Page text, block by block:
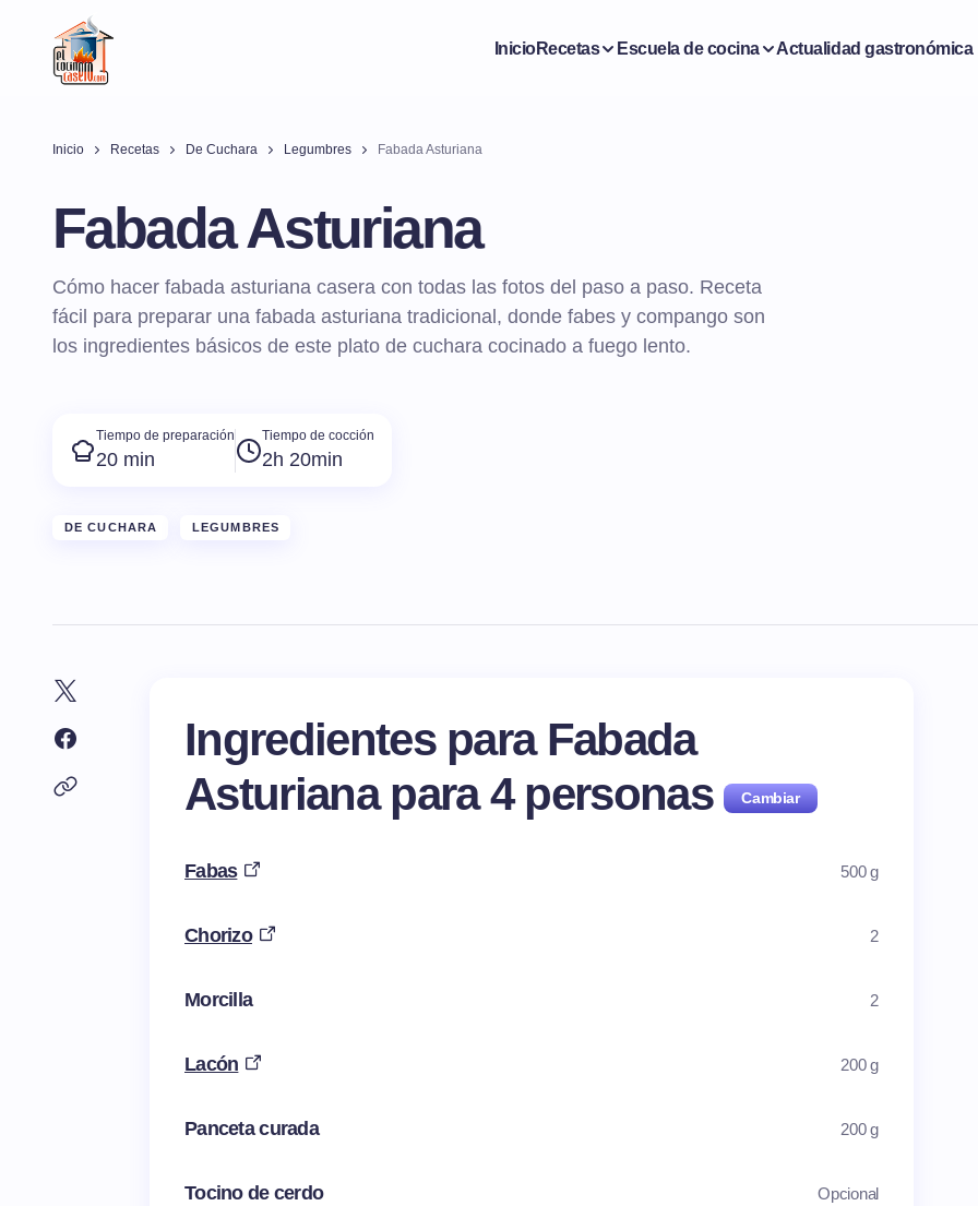
InicioRecetas Escuela de cocina Actualidad gastronómica
Inicio Recetas De Cuchara Legumbres Fabada Asturiana
Fabada Asturiana
Cómo hacer fabada asturiana casera con todas las fotos del paso a paso. Receta
fácil para preparar una fabada asturiana tradicional, donde fabes y compango son
los ingredientes básicos de este plato de cuchara cocinado a fuego lento.
Tiempo de preparación
20 min
Tiempo de cocción
2h 20min
DE CUCHARA LEGUMBRES
Ingredientes para Fabada
Asturiana para4 personas
Fabas 500 g
Chorizo 2
Morcilla 2
Lacón 200 g
Panceta curada 200 g
Tocino de cerdo Opcional